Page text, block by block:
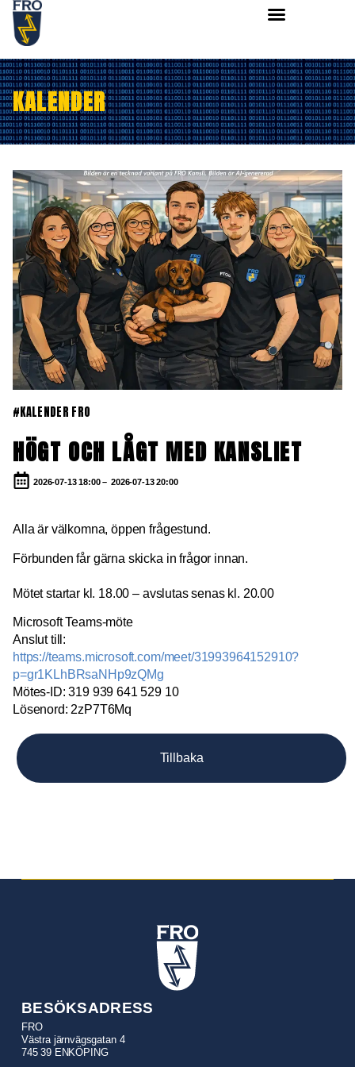
KALENDER
#KALENDER FRO
HÖGT OCH LÅGT MED KANSLIET
2026-07-13 18:00 – 2026-07-13 20:00
Alla är välkomna, öppen frågestund.
Förbunden får gärna skicka in frågor innan.
Mötet startar kl. 18.00 – avslutas senas kl. 20.00
Microsoft Teams-möte
Anslut till:
https://teams.microsoft.com/meet/31993964152910?
p=gr1KLhBRsaNHp9zQMg
Mötes-ID: 319 939 641 529 10
Lösenord: 2zP7T6Mq
Tillbaka
BESÖKSADRESS
FRO
Västra järnvägsgatan 4
745 39 ENKÖPING